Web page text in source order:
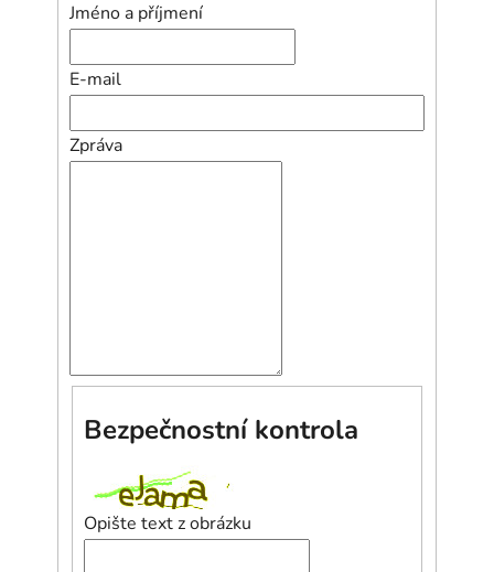
Jméno a příjmení
E-mail
Zpráva
Bezpečnostní kontrola
Opište text z obrázku